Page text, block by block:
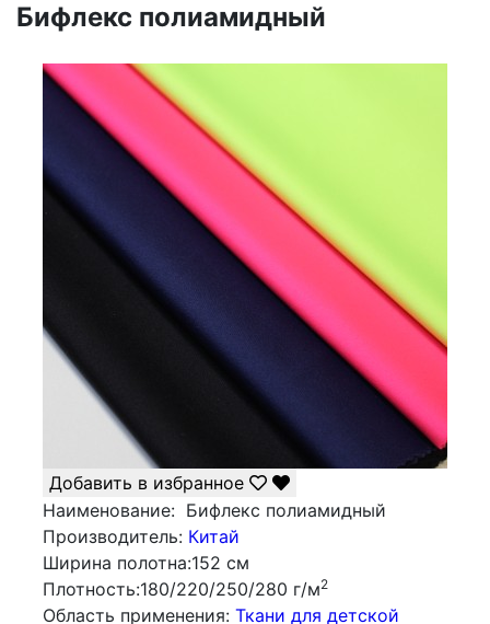
Бифлекс полиамидный
Добавить в избранное
Наименование: Бифлекс полиамидный
Производитель: Китай
Ширина полотна:152 см
Плотность:180/220/250/280 г/м2
Облаcть применения: Ткани для детской